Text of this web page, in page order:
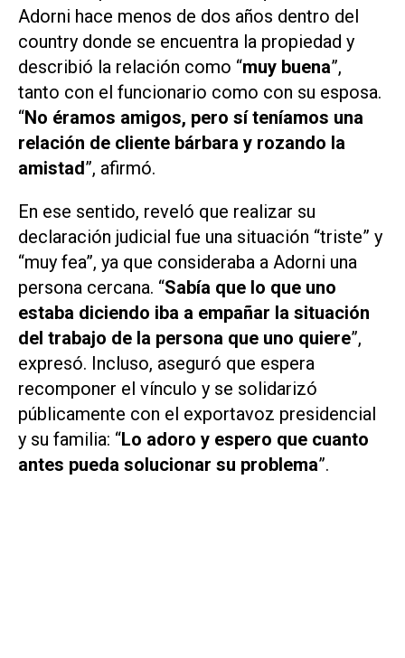
Adorni hace menos de dos años dentro del
country donde se encuentra la propiedad y
describió la relación como “muy buena”,
tanto con el funcionario como con su esposa.
“No éramos amigos, pero sí teníamos una
relación de cliente bárbara y rozando la
amistad”, afirmó.
En ese sentido, reveló que realizar su
declaración judicial fue una situación “triste” y
“muy fea”, ya que consideraba a Adorni una
persona cercana. “Sabía que lo que uno
estaba diciendo iba a empañar la situación
del trabajo de la persona que uno quiere”,
expresó. Incluso, aseguró que espera
recomponer el vínculo y se solidarizó
públicamente con el exportavoz presidencial
y su familia: “Lo adoro y espero que cuanto
antes pueda solucionar su problema”.